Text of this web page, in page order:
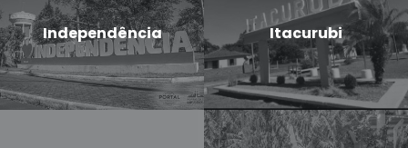
Independência Itacurubi